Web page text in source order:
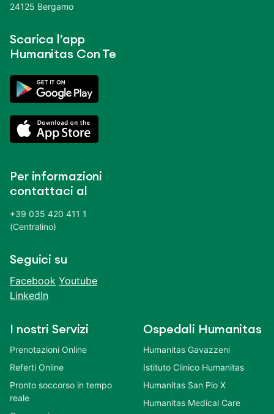
24125 Bergamo
Scarica l’app
Humanitas Con Te
Per informazioni
contattaci al
+39 035 420 411 1
(Centralino)
Seguici su
Facebook Youtube
LinkedIn
I nostri Servizi
Prenotazioni Online
Referti Online
Pronto soccorso in tempo
reale
Ospedali Humanitas
Humanitas Gavazzeni
Istituto Clinico Humanitas
Humanitas San Pio X
Humanitas Medical Care